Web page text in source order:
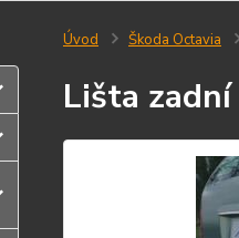
Úvod Škoda Octavia
Lišta